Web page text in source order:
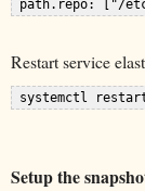
Restart service
Setup the